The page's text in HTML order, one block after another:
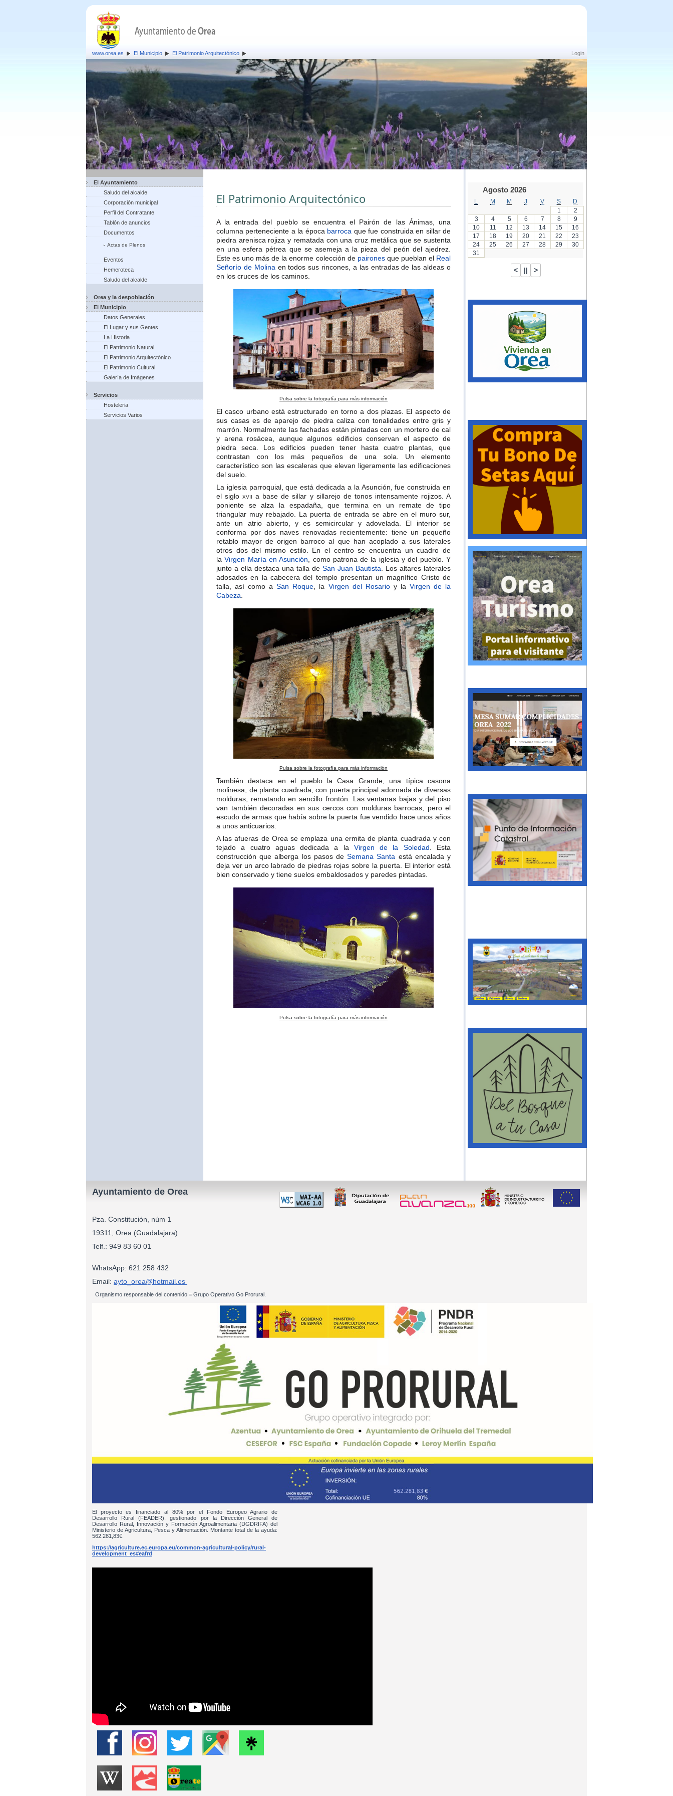
Login
www.orea.es El Municipio El Patrimonio Arquitectónico
El Ayuntamiento
Saludo del alcalde
Corporación municipal
Perfil del Contratante
Tablón de anuncios
Documentos
Actas de Plenos
Eventos
Hemeroteca
Saludo del alcalde
Orea y la despoblación
El Municipio
Datos Generales
El Lugar y sus Gentes
La Historia
El Patrimonio Natural
El Patrimonio Arquitectónico
El Patrimonio Cultural
Galería de Imágenes
Servicios
Hosteleria
Servicios Varios
El Patrimonio Arquitectónico
A la entrada del pueblo se encuentra el Pairón de las Ánimas, una
columna perteneciente a la época barroca que fue construida en sillar de
piedra arenisca rojiza y rematada con una cruz metálica que se sustenta
en una esfera pétrea que se asemeja a la pieza del peón del ajedrez.​
Este es uno más de la enorme colección de paironesque pueblan el Real
Señorío de Molina en todos sus rincones, a las entradas de las aldeas o
en los cruces de los caminos.
Pulsa sobre la fotografía para más información
El casco urbano está estructurado en torno a dos plazas. El aspecto de
sus casas es de aparejo de piedra caliza con tonalidades entre gris y
marrón. Normalmente las fachadas están pintadas con un mortero de cal
y arena rosácea, aunque algunos edificios conservan el aspecto de
piedra seca. Los edificios pueden tener hasta cuatro plantas, que
contrastan con los más pequeños de una sola. Un elemento
característico son las escaleras que elevan ligeramente las edificaciones
del suelo.​
La iglesia parroquial, que está dedicada a la Asunción, fue construida en
el sigloxvii a base de sillar y sillarejo de tonos intensamente rojizos. A
poniente se alza la espadaña, que termina en un remate de tipo
triangular muy rebajado. La puerta de entrada se abre en el muro sur,
ante un atrio abierto, y es semicircular y adovelada. El interior se
conforma por dos naves renovadas recientemente: tiene un pequeño
retablo mayor de origen barroco al que han acoplado a sus laterales
otros dos del mismo estilo. En el centro se encuentra un cuadro de
laVirgen María en Asunción , como patrona de la iglesia y del pueblo. Y
junto a ella destaca una talla de San Juan Bautista . Los altares laterales
adosados en la cabecera del templo presentan un magnífico Cristo de
talla, así como aSan Roque , la Virgen del Rosarioy la Virgen de la
Cabeza
Pulsa sobre la fotografía para más información
También destaca en el pueblo la Casa Grande, una típica casona
molinesa, de planta cuadrada, con puerta principal adornada de diversas
molduras, rematando en sencillo frontón. Las ventanas bajas y del piso
van también decoradas en sus cercos con molduras barrocas, pero el
escudo de armas que había sobre la puerta fue vendido hace unos años
a unos anticuarios.
A las afueras de Orea se emplaza una ermita de planta cuadrada y con
tejado a cuatro aguas dedicada a la Virgen de la Soledad . Esta
construcción que alberga los pasos deSemana Santa está encalada y
deja ver un arco labrado de piedras rojas sobre la puerta. El interior está
bien conservado y tiene suelos embaldosados y paredes pintadas.
Pulsa sobre la fotografía para más información
Agosto 2026
M M J V S
D
1
2
3
4 5 6 7 8
9
10
11 12 13 14 15
16
17
18 19 20 21 22
23
24
25 26 27 28 29
30
31
Ayuntamiento de Orea
Pza. Constitución, núm 1
19311, Orea (Guadalajara)
Telf.: 949 83 60 01
WhatsApp: 621 258 432
Email: ayto_orea@hotmail.es
Organismo responsable del contenido = Grupo Operativo Go Prorural.
El proyecto es financiado al 80% por el Fondo Europeo Agrario de
Desarrollo Rural (FEADER), gestionado por la Dirección General de
Desarrollo Rural, Innovación y Formación Agroalimentaria (DGDRIFA) del
Ministerio de Agricultura, Pesca y Alimentación. Montante total de la ayuda:
562.281,83€.
https://agriculture.ec.europa.eu/common-agricultural-policy/rural-
development_es#eafrd